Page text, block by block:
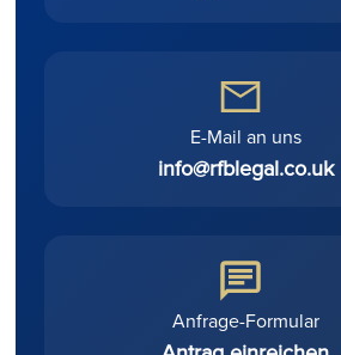
E-Mail an uns
info@rfblegal.co.uk
Anfrage-Formular